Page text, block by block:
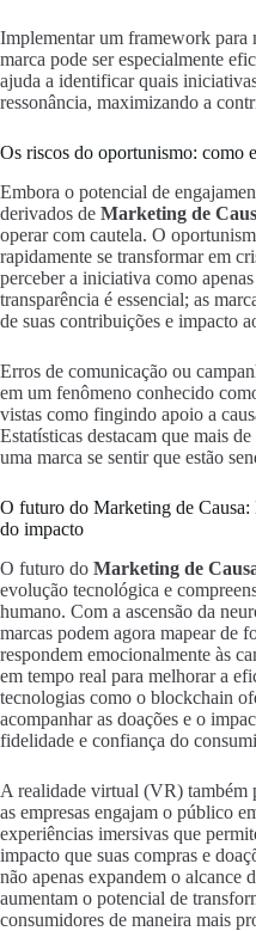
Implementar um framework para
marca pode ser especialmente
ajuda a identificar quais
ressonância, maximizando a
Os riscos do oportunismo: como
Embora o potencial de
derivados de Marketing de
operar com cautela. O
rapidamente se transformar em
perceber a iniciativa como
transparência é essencial; as
de suas contribuições e impacto
Erros de comunicação ou
em um fenômeno conhecido
vistas como fingindo apoio a
Estatísticas destacam que mais
uma marca se sentir que estão
O futuro do Marketing de
do impacto
O futuro do Marketing de
evolução tecnológica e
humano. Com a ascensão da
marcas podem agora mapear de
respondem emocionalmente às
em tempo real para melhorar a
tecnologias como o blockchain
acompanhar as doações e o
fidelidade e confiança do
A realidade virtual (VR) também
as empresas engajam o público
experiências imersivas que
impacto que suas compras e
não apenas expandem o alcance
aumentam o potencial de
consumidores de maneira mais